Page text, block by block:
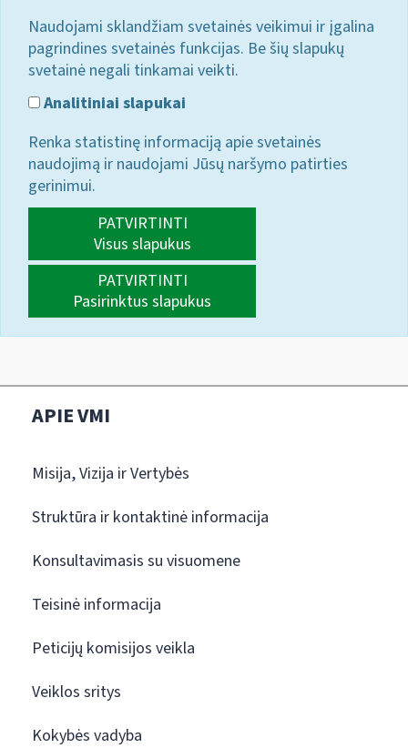
Naudojami sklandžiam svetainės veikimui ir įgalina
pagrindines svetainės funkcijas. Be šių slapukų
svetainė negali tinkamai veikti.
Analitiniai slapukai
Renka statistinę informaciją apie svetainės
naudojimą ir naudojami Jūsų naršymo patirties
gerinimui.
PATVIRTINTI
Visus slapukus
PATVIRTINTI
Pasirinktus slapukus
APIE VMI
Misija, Vizija ir Vertybės
Struktūra ir kontaktinė informacija
Konsultavimasis su visuomene
Teisinė informacija
Peticijų komisijos veikla
Veiklos sritys
Kokybės vadyba